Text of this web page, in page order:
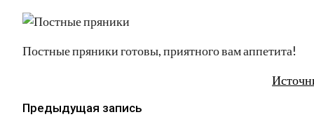
Постные пряники готовы, приятного вам аппетита!
Предыдущая запись